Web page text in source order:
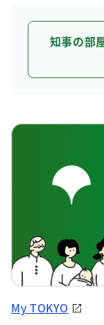
知事の部
My TOKYO